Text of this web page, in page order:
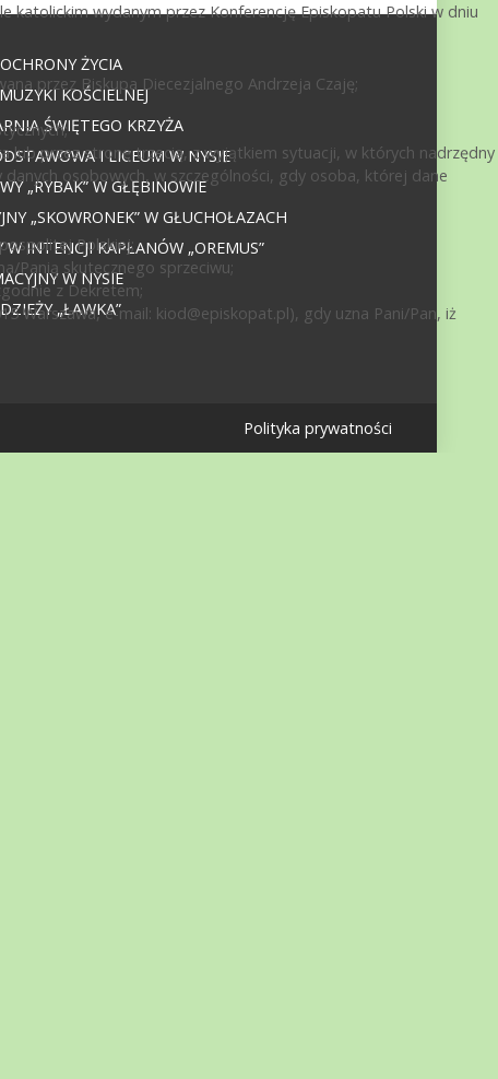
ŻYCIA
KOŚCIELNEJ
ŚWIĘTEGO KRZYŻA
I LICEUM W NYSIE
„RYBAK” W GŁĘBINOWIE
„SKOWRONEK” W GŁUCHOŁAZACH
INTENCJI KAPŁANÓW „OREMUS”
W NYSIE
„ŁAWKA”
Polityka prywatności
katolickim wydanym przez Konferencję Episkopatu Polski w dniu
przez Biskupa Diecezjalnego Andrzeja Czaję;
lub przez stronę trzecią, z wyjątkiem sytuacji, w których nadrzędny
osobowych, w szczególności, gdy osoba, której dane
Polskiej;
Panią skutecznego sprzeciwu;
z Dekretem;
Warszawa, e-mail: kiod@episkopat.pl), gdy uzna Pani/Pan, iż